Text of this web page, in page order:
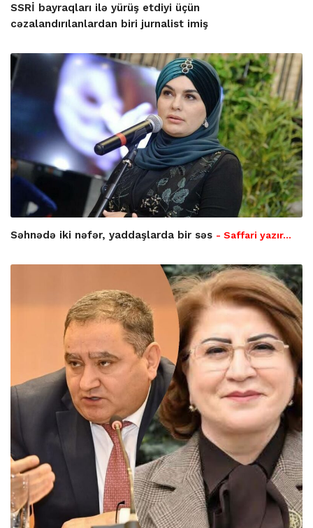
SSRİ bayraqları ilə yürüş etdiyi üçün
cəzalandırılanlardan biri jurnalist imiş
Səhnədə iki nəfər, yaddaşlarda bir səs - Saffari yazır…